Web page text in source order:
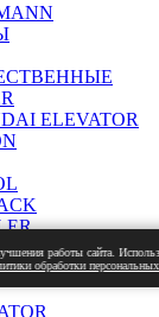
ELEVATOR
работы сайта.
обработки